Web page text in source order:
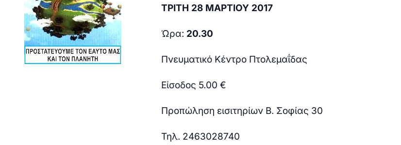
ΤΡΙΤΗ 28 ΜΑΡΤΙΟΥ 2017
Ώρα: 20.30
Πνευματικό Κέντρο Πτολεμαΐδας
Είσοδος 5.00 €
Προπώληση εισιτηρίων Β. Σοφίας 30
Τηλ. 2463028740